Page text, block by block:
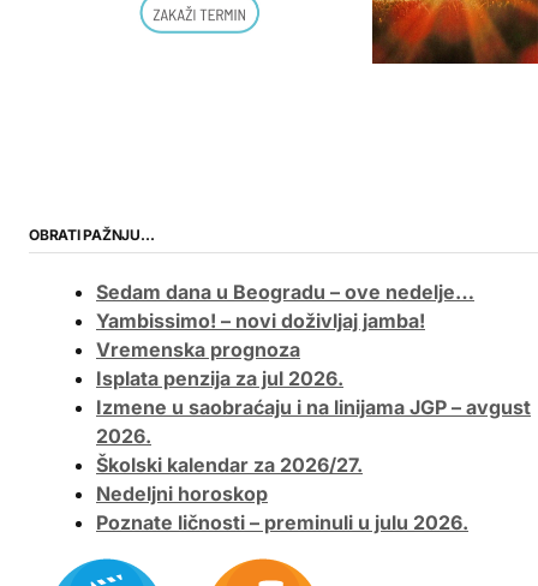
OBRATI PAŽNJU…
Sedam dana u Beogradu – ove nedelje…
Yambissimo! – novi doživljaj jamba!
Vremenska prognoza
Isplata penzija za jul 2026.
Izmene u saobraćaju i na linijama JGP – avgust
2026.
Školski kalendar za 2026/27.
Nedeljni horoskop
Poznate ličnosti – preminuli u julu 2026.